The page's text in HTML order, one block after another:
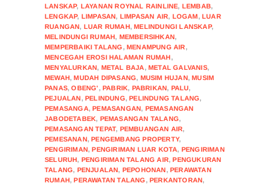
LANSKAP, LAYANAN ROYNAL RAINLINE, LEMBAB,
LENGKAP, LIMPASAN, LIMPASAN AIR, LOGAM,LUAR
RUANGAN, LUAR RUMAH,MELINDUNGI LANSKAP,
MELINDUNGI RUMAH, MEMBERSIHKAN,
MEMPERBAIKI TALANG ,MENAMPUNG AIR,
MENCEGAH EROSI HALAMAN RUMAH,
MENYALURKAN, METAL BAJA,METAL GALVANIS,
MEWAH,MUDAH DIPASANG, MUSIM HUJAN,MUSIM
PANAS,OBENG' ,PABRIK, PABRIKAN, PALU,
PEJUALAN,PELINDUNG,PELINDUNG TALANG,
PEMASANGA,PEMASANGAN, PEMASANGAN
JABODETABEK, PEMASANGAN TALANG,
PEMASANGAN TEPAT, PEMBUANGAN AIR,
PEMESANAN,PENGEMBANG PROPERTY,
PENGIRIMAN,PENGIRIMAN LUAR KOTA, PENGIRIMAN
SELURUH, PENGIRIMAN TALANG AIR,PENGUKURAN
TALANG, PENJUALAN, PEPOHONAN,PERAWATAN
RUMAH,PERAWATAN TALANG ,PERKANTORAN,